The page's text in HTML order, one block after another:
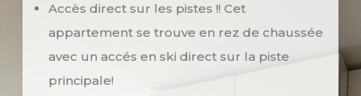
Accès direct sur les pistes !! Cet
appartement se trouve en rez de chaussée
avec un accés en ski direct sur la piste
principale!